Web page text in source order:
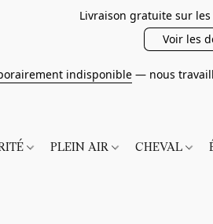
Livraison gratuite sur
Voir les
indisponible — nous
PLEIN AIR CHEVAL